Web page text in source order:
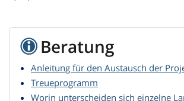
Beratung
Anleitung für den Austausch der
Treueprogramm
Worin unterscheiden sich einzelne